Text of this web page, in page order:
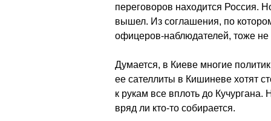
переговоров находится Россия.
вышел. Из соглашения, по
офицеров-наблюдателей, тоже
Думается, в Киеве многие
ее сателлиты в Кишиневе хотят
к рукам все вплоть до
вряд ли кто-то собирается.